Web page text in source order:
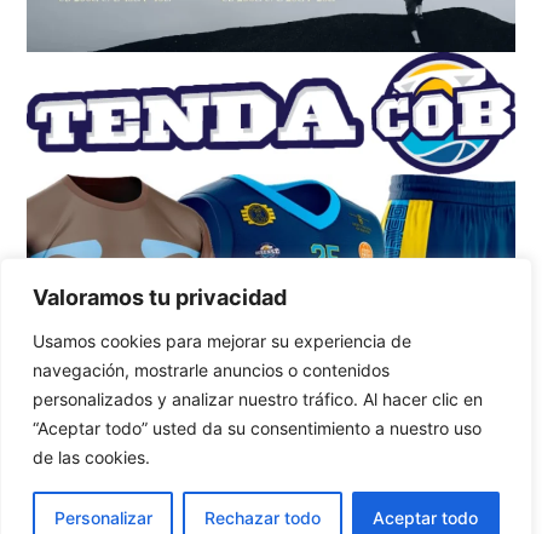
Valoramos tu privacidad
Usamos cookies para mejorar su experiencia de
navegación, mostrarle anuncios o contenidos
personalizados y analizar nuestro tráfico. Al hacer clic en
“Aceptar todo” usted da su consentimiento a nuestro uso
de las cookies.
Personalizar Rechazar todo Aceptar todo
GO TO OFFICIAL STORE